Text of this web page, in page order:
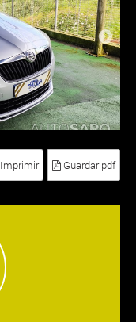
Imprimir Guardar pdf